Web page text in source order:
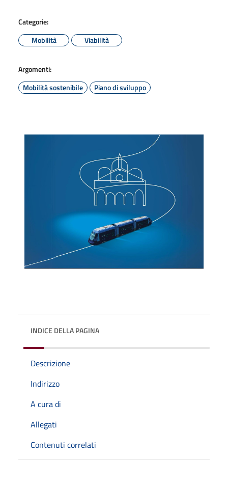
Categorie:
Mobilità
Viabilità
Argomenti:
Mobilità sostenibile
Piano di sviluppo
INDICE DELLA PAGINA
Descrizione
Indirizzo
A cura di
Allegati
Contenuti correlati